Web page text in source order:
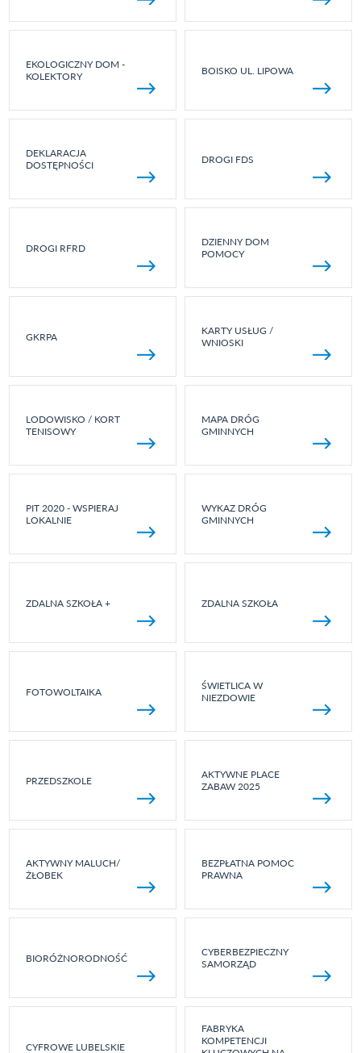
EKOLOGICZNY DOM -
KOLEKTORY
BOISKO UL. LIPOWA
DEKLARACJA
DOSTĘPNOŚCI
DROGI FDS
DROGI RFRD
DZIENNY DOM
POMOCY
GKRPA
KARTY USŁUG /
WNIOSKI
LODOWISKO / KORT
TENISOWY
MAPA DRÓG
GMINNYCH
PIT 2020 - WSPIERAJ
LOKALNIE
WYKAZ DRÓG
GMINNYCH
ZDALNA SZKOŁA + ZDALNA SZKOŁA
FOTOWOLTAIKA
ŚWIETLICA W
NIEZDOWIE
PRZEDSZKOLE
AKTYWNE PLACE
ZABAW 2025
AKTYWNY MALUCH/
ŻŁOBEK
BEZPŁATNA POMOC
PRAWNA
BIORÓŻNORODNOŚĆ
CYBERBEZPIECZNY
SAMORZĄD
CYFROWE LUBELSKIE
FABRYKA
KOMPETENCJI